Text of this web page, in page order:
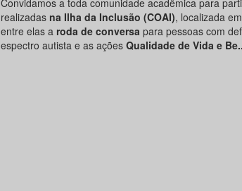
Convidamos a toda comunidade acadêmica para
realizadas na Ilha da Inclusão (COAI), localizada
entre elas a roda de conversa para pessoas com
espectro autista e as ações Qualidade de Vida e